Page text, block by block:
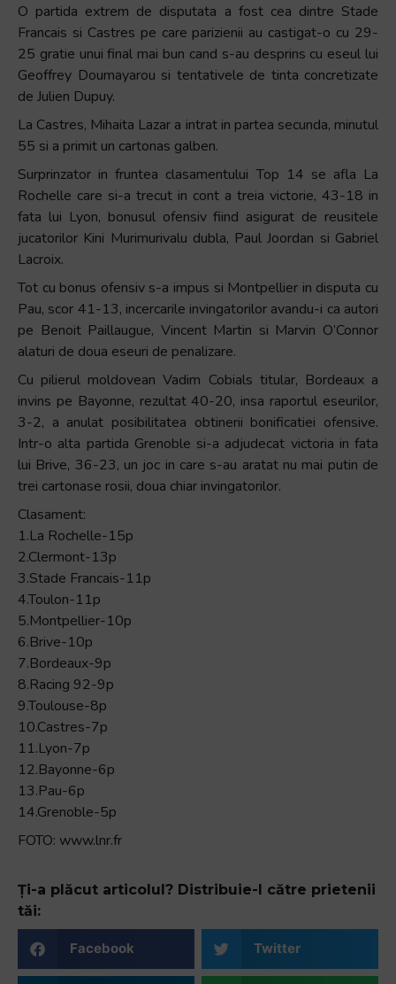
interacționați
conținutul.
O partida extrem de disputata a fost cea dintre Stade
Francais si Castres pe care parizienii au castigat-o cu 29-
25 gratie unui final mai bun cand s-au desprins cu eseul lui
Geoffrey Doumayarou si tentativele de tinta concretizate
de Julien Dupuy.
La Castres, Mihaita Lazar a intrat in partea secunda, minutul
55 si a primit un cartonas galben.
Surprinzator in fruntea clasamentului Top 14 se afla La
Rochelle care si-a trecut in cont a treia victorie, 43-18 in
fata lui Lyon, bonusul ofensiv fiind asigurat de reusitele
jucatorilor Kini Murimurivalu dubla, Paul Joordan si Gabriel
Lacroix.
Tot cu bonus ofensiv s-a impus si Montpellier in disputa cu
Pau, scor 41-13, incercarile invingatorilor avandu-i ca autori
pe Benoit Paillaugue, Vincent Martin si Marvin O’Connor
alaturi de doua eseuri de penalizare.
Cu pilierul moldovean Vadim Cobials titular, Bordeaux a
invins pe Bayonne, rezultat 40-20, insa raportul eseurilor,
3-2, a anulat posibilitatea obtinerii bonificatiei ofensive.
Intr-o alta partida Grenoble si-a adjudecat victoria in fata
lui Brive, 36-23, un joc in care s-au aratat nu mai putin de
trei cartonase rosii, doua chiar invingatorilor.
Clasament:
1.La Rochelle-15p
2.Clermont-13p
3.Stade Francais-11p
4.Toulon-11p
5.Montpellier-10p
6.Brive-10p
7.Bordeaux-9p
8.Racing 92-9p
9.Toulouse-8p
10.Castres-7p
11.Lyon-7p
12.Bayonne-6p
13.Pau-6p
14.Grenoble-5p
FOTO: www.lnr.fr
Ți-a plăcut articolul? Distribuie-l către prietenii
tăi:
Facebook Twitter